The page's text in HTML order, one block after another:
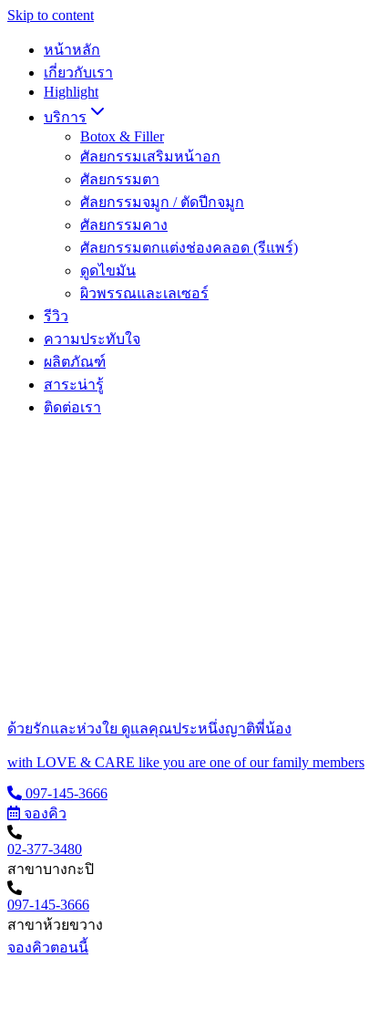
Skip to content
หน้าหลัก
เกี่ยวกับเรา
Highlight
บริการ
Botox & Filler
ศัลยกรรมเสริมหน้าอก
ศัลยกรรมตา
ศัลยกรรมจมูก / ตัดปีกจมูก
ศัลยกรรมคาง
ศัลยกรรมตกแต่งช่องคลอด (รีแพร์)
ดูดไขมัน
ผิวพรรณและเลเซอร์
รีวิว
ความประทับใจ
ผลิตภัณฑ์
สาระน่ารู้
ติดต่อเรา
ด้วยรักและห่วงใย ดูแลคุณประหนึ่งญาติพี่น้อง
with LOVE & CARE like you are one of our family members
097-145-3666
จองคิว
02-377-3480
สาขาบางกะปิ
097-145-3666
สาขาห้วยขวาง
จองคิวตอนนี้